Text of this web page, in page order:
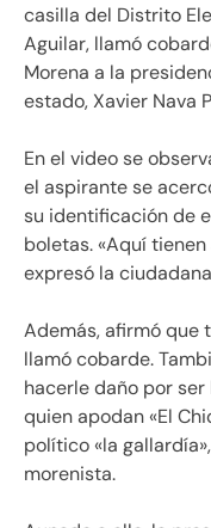
casilla del Distrito
Aguilar, llamó
Morena a la
estado, Xavier Nava
En el video se
el aspirante se
su identificación de
boletas. «Aquí tienen
expresó la
Además, afirmó que
llamó cobarde.
hacerle daño por ser
quien apodan «El
político «la
morenista.